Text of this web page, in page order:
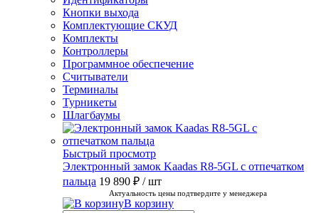
Кнопки выхода
Комплектующие СКУД
Комплекты
Контроллеры
Программное обеспечение
Считыватели
Терминалы
Турникеты
Шлагбаумы
Быстрый просмотр
Электронный замок Kaadas R8-5GL с отпечатком
пальца 19 890 ₽ / шт
Актуальность цены подтвердите у менеджера
В корзину